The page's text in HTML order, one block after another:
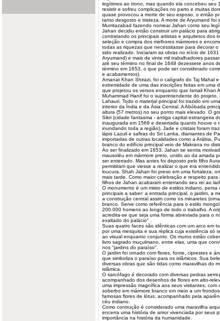
legítimos ao trono, mas quando ela concebeu seu
resistir e sofreu complicações no parto e muitas
quase provocou a morte de seu esposo, o então
tanto desgosto e tristeza. A morte de Aryumand foi
Mumtazabad fazendo nomear Jahan como seu
Jahan decidiu então construir um palácio para
contratando os principais artistas e arquitetos dos
seleção e compra dos melhores mármores e
todas as riquezas que necessitasse para decorar
sido realizado. Iniciaram as obras no início de
Aryumand) e mais de vinte mil trabalhadores
até seu término no final de 1648 dezessete anos
término em 1653, o que pode ser considerado
e acabamentos).
Amanat Khan Shirazi, foi o calígrafo do Taj Mahal
extremidade de uma das inscrições feitas em uma
que projetou os versos enquanto que Ismail Khan
Muhammad Hanif foi o superintendente do
Lahauri. Todo o material principal foi trazido em
interior da Índia e da Ásia Central . A Abóbada
altura (57 metros) no seu ponto mais elevado. O
Sikri (cidade fantasma - antiga capital estrangeira
inaugurada em 1569 e desertada quanto houve o
inundando toda a região), Jade e cristais foram
lápis Lazuli e safiras do Sri Lanka, diamantes de
importadas de outras localidades como a Arábia,
branco do edifício principal veio de Makrana no
Ao ser finalizado em 1653, Jahan se sentia
mausoléu em mármore preto, unido ao da amada
ser enterrado. Mas antes foi deposto pelo filho
permitiram que viesse a realizar o que era
loucura. Shah Jahan foi preso em uma fortaleza ,
mais tarde. Como maior celebração e respeito
filhos de Jahan acabaram enterrando seu rei ao
O monumento é um misto de estilos indiano, persa
principais a saber: a entrada principal, o jardim, a
a construção central assim como os minaretes
branco. Serve como referência para o estilo
200.000 homens ao longo de todo o trabalho. A
acredita-se que seja uma forma abreviada para o
exaltado do palácio" .
Suas quatro faces são idênticas com um arco em
por uma mesquita e sua réplica cuja existência só
ao visual enquanto conjunto. Os muros estão
livro sagrado muçulmano, entre elas, uma que
nos "jardins do paraíso".
O jardim foi ornado com flores, fonte, ciprestes e
que simboliza o paraíso para os islâmicos. Sua
diversas obras que são tidas como maravilhas do
islâmica.
O sarcófago é decorado com diversas pedras
acompanhado dos desenhos de flores em alto-
uma impressão magnífica aos seus visitantes, com
soberbo em mármore branco em meio a um
famosas flores de lótus, acompanhado pela
céu indiano.
Como contrução é considerado uma maravilha
encerra uma história de amor vivenciada por seus
importância na história da humanidade.